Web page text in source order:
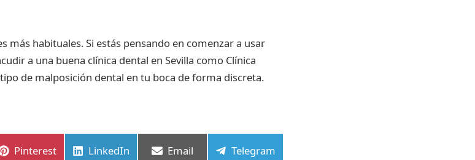
más habituales. Si estás pensando en comenzar a usar
a una buena clínica dental en Sevilla como Clínica
de malposición dental en tu boca de forma discreta.
Compartir
Pinterest Compartir
LinkedIn Compartir
Email Compartir
Telegram